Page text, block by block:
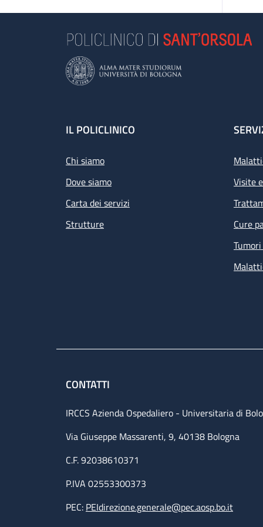
Footer
IL POLICLINICO
Chi siamo
Dove siamo
Carta dei servizi
Strutture
Visite
Cure
CONTATTI
IRCCS Azienda Ospedaliero - Universitaria di
Via Giuseppe Massarenti, 9, 40138 Bologna
C.F. 92038610371
P.IVA 02553300373
PEC: PEIdirezione.generale@pec.aosp.bo.it